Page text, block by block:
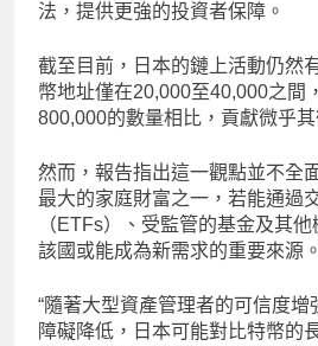
法，提供更強的投資者保障。
截至目前，日本的鏈上活動仍然
幣地址僅在20,000至40,000之間
800,000的數量相比，貢獻微乎其
然而，報告指出這一觀點並不全
最大的家庭財富之一，若能通過
（ETFs）、受監管的基金及其
該國或能成為新需求的重要來源。
“隨著大型資產管理者的可信度增
障礙降低，日本可能對比特幣的